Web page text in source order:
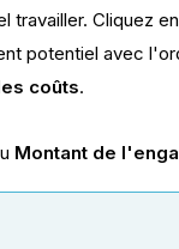
Cliquez
potentiel avec
coûts.
Montant de